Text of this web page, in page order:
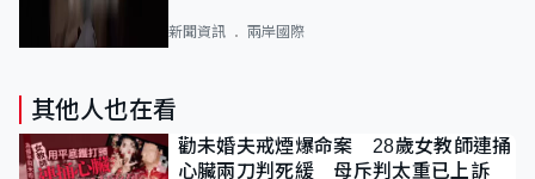
新聞資訊 兩岸國際
其他人也在看
勸未婚夫戒煙爆命案 28歲女教師連捅
心臟兩刀判死緩 母斥判太重已上訴